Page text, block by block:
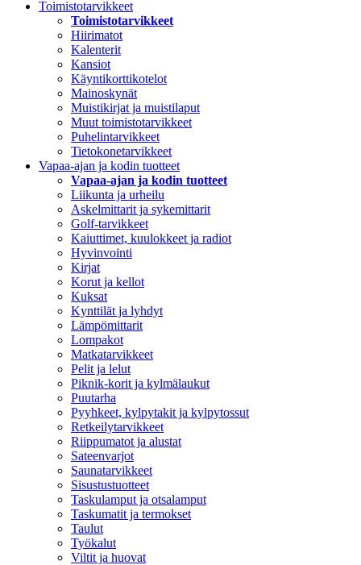
Toimistotarvikkeet
Toimistotarvikkeet
Hiirimatot
Kalenterit
Kansiot
Käyntikorttikotelot
Mainoskynät
Muistikirjat ja muistilaput
Muut toimistotarvikkeet
Puhelintarvikkeet
Tietokonetarvikkeet
Vapaa-ajan ja kodin tuotteet
Vapaa-ajan ja kodin tuotteet
Liikunta ja urheilu
Askelmittarit ja sykemittarit
Golf-tarvikkeet
Kaiuttimet, kuulokkeet ja radiot
Hyvinvointi
Kirjat
Korut ja kellot
Kuksat
Kynttilät ja lyhdyt
Lämpömittarit
Lompakot
Matkatarvikkeet
Pelit ja lelut
Piknik-korit ja kylmälaukut
Puutarha
Pyyhkeet, kylpytakit ja kylpytossut
Retkeilytarvikkeet
Riippumatot ja alustat
Sateenvarjot
Saunatarvikkeet
Sisustustuotteet
Taskulamput ja otsalamput
Taskumatit ja termokset
Taulut
Työkalut
Viltit ja huovat